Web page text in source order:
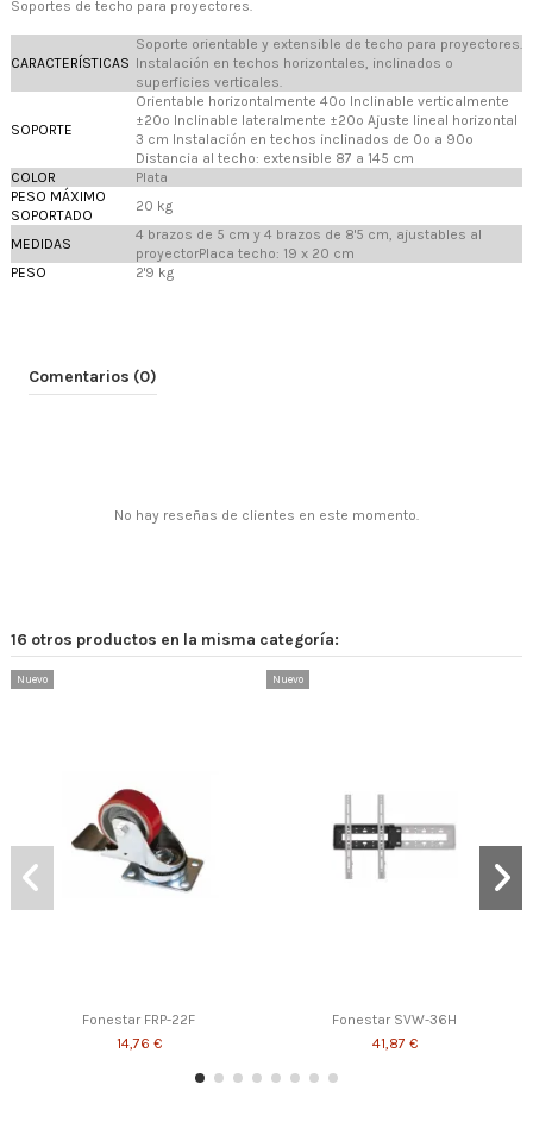
Soportes de techo para proyectores.
CARACTERÍSTICAS
Soporte orientable y extensible de techo para proyectores.
Instalación en techos horizontales, inclinados o
superficies verticales.
SOPORTE
Orientable horizontalmente 40º Inclinable verticalmente
±20º Inclinable lateralmente ±20º Ajuste lineal horizontal
3 cm Instalación en techos inclinados de 0º a 90º
Distancia al techo: extensible 87 a 145 cm
COLOR
Plata
PESO MÁXIMO
SOPORTADO
20 kg
MEDIDAS
4 brazos de 5 cm y 4 brazos de 8'5 cm, ajustables al
proyectorPlaca techo: 19 x 20 cm
PESO
2'9 kg
Comentarios (0)
No hay reseñas de clientes en este momento.
16 otros productos en la misma categoría:
Nuevo
Fonestar FRP-22F
14,76 €
Nuevo
Fonestar SVW-36H
41,87 €